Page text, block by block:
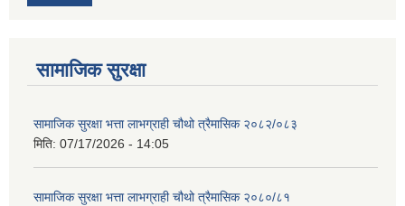
सामाजिक सुरक्षा
सामाजिक सुरक्षा भत्ता लाभग्राही चौथो त्रैमासिक २०८२/०८३
मिति: 07/17/2026 - 14:05
सामाजिक सुरक्षा भत्ता लाभग्राही चौथो त्रैमासिक २०८०/८१